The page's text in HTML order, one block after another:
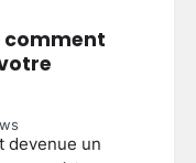
comment
devenue un